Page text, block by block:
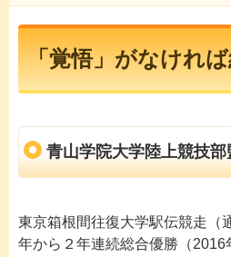
「覚悟」がなけれ
青山学院大学陸上競技
東京箱根間往復大学駅伝競走（
年から２年連続総合優勝（2016